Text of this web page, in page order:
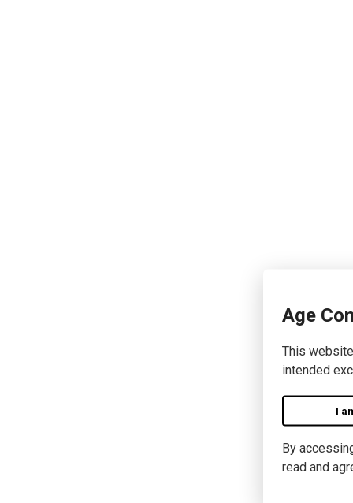
Age
This
intended
I
By
read and